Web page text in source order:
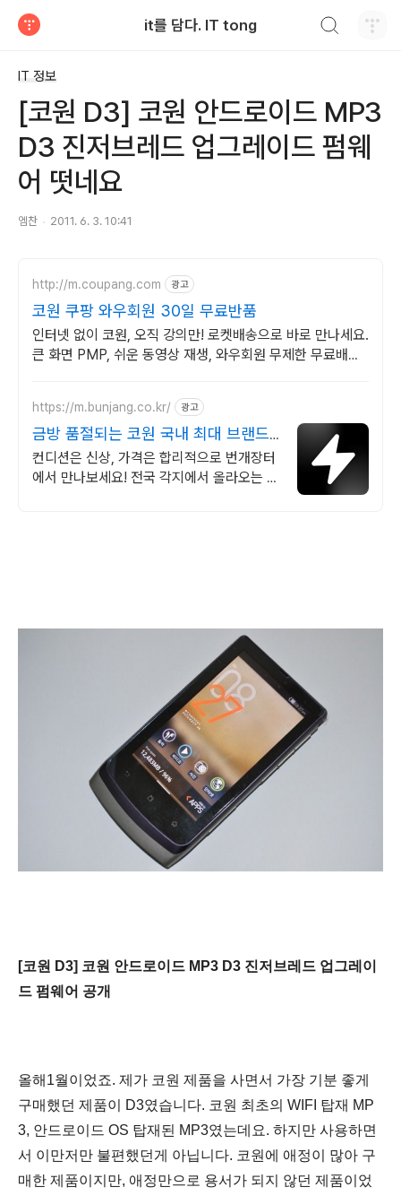
it를 담다. IT tong
IT 정보
[코원 D3] 코원 안드로이드 MP3
D3 진저브레드 업그레이드 펌웨
어 떳네요
엠찬 2011. 6. 3. 10:41
http://m.coupang.com 광고
코원 쿠팡 와우회원 30일 무료반품
인터넷 없이 코원, 오직 강의만! 로켓배송으로 바로 만나세요.
큰 화면 PMP, 쉬운 동영상 재생, 와우회원 무제한 무료배송
https://m.bunjang.co.kr/ 광고
금방 품절되는 코원 국내 최대 브랜드
중고거래
컨디션은 신상, 가격은 합리적으로 번개장터
에서 만나보세요! 전국 각지에서 올라오는 전
[코원 D3] 코원 안드로이드 MP3 D3 진저브레드 업그레이
드 펌웨어 공개
올해 1월이었죠. 제가 코원 제품을 사면서 가장 기분 좋게
구매했던 제품이 D3였습니다. 코원 최초의 WIFI 탑재 MP
3, 안드로이드 OS 탑재된 MP3였는데요. 하지만 사용하면
서 이만저만 불편했던게 아닙니다. 코원에 애정이 많아 구
매한 제품이지만, 애정만으로 용서가 되지 않던 제품이었